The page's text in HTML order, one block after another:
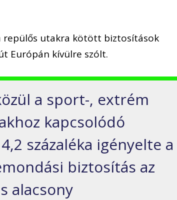
repülős utakra kötött biztosítások
Európán kívülre szólt.
a sport-, extrém
kapcsolódó
százaléka igényelte a
biztosítás az
alacsony